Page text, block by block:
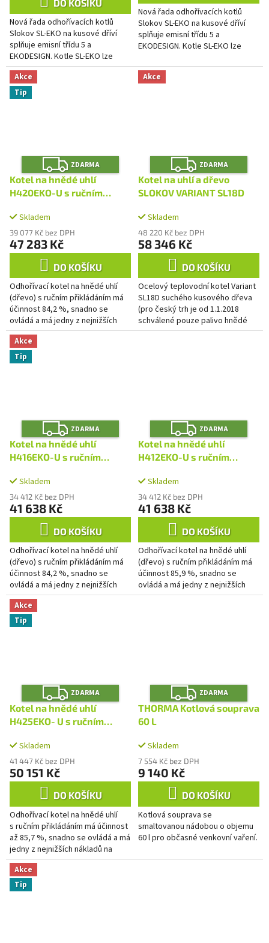
DO KOŠÍKU
Nová řada odhořívacích kotlů
Slokov SL-EKO na kusové dříví
splňuje emisní třídu 5 a
EKODESIGN. Kotle SL-EKO lze
provozovat bez přívodu
elektrické energie a na
samotížné systémy....
5
hvězdiček.
Nová řada odhořívacích kotlů
Slokov SL-EKO na kusové dříví
splňuje emisní třídu 5 a
EKODESIGN. Kotle SL-EKO lze
elektrické energie a na
samotížné systémy....
Akce
Tip
Z
D
A
R
M
ZDARMA
Kotel na hnědé uhlí
H420EKO-U s ručním
Skladem
39 077 Kč bez DPH
47 283 Kč
DO KOŠÍKU
Odhořívací kotel na hnědé uhlí
(dřevo) s ručním přikládáním má
účinnost 84,2 %, snadno se
ovládá a má jedny z nejnižších
nákladů na vytápění.
Akce
Z
D
A
R
M
ZDARMA
Kotel na uhlí a dřevo
SLOKOV VARIANT SL18D
Skladem
48 220 Kč bez DPH
58 346 Kč
DO KOŠÍKU
Ocelový teplovodní kotel Variant
SL18D suchého kusového dřeva
(pro český trh je od 1.1.2018
schválené pouze palivo hnědé
uhlí) a hnědého uhlí – zrnění 20-40
Akce
Tip
Z
D
A
R
M
ZDARMA
Kotel na hnědé uhlí
H416EKO-U s ručním
Skladem
34 412 Kč bez DPH
41 638 Kč
DO KOŠÍKU
Odhořívací kotel na hnědé uhlí
(dřevo) s ručním přikládáním má
účinnost 84,2 %, snadno se
ovládá a má jedny z nejnižších
nákladů na vytápění.
Z
D
A
R
M
ZDARMA
Kotel na hnědé uhlí
H412EKO-U s ručním
Skladem
34 412 Kč bez DPH
41 638 Kč
DO KOŠÍKU
Odhořívací kotel na hnědé uhlí
(dřevo) s ručním přikládáním má
účinnost 85,9 %, snadno se
ovládá a má jedny z nejnižších
nákladů na vytápění. Spadá do
Akce
Tip
Z
D
A
R
M
ZDARMA
Kotel na hnědé uhlí
H425EKO‑U s ručním
Skladem
41 447 Kč bez DPH
50 151 Kč
DO KOŠÍKU
Odhořívací kotel na hnědé uhlí
s ručním přikládáním má účinnost
až 85,7 %, snadno se ovládá a má
jedny z nejnižších nákladů na
vytápění.
Z
D
A
R
ZDARMA
THORMA Kotlová souprava
60 L
Skladem
7 554 Kč bez DPH
9 140 Kč
DO KOŠÍKU
Kotlová souprava se
smaltovanou nádobou o objemu
60 l pro občasné venkovní vaření.
Akce
Tip